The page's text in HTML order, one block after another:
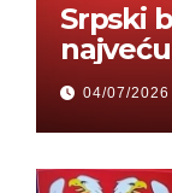
Srpski
ponos
mogu
04/07/2026